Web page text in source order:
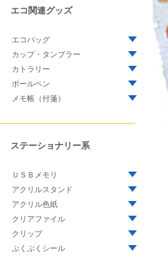
エコ関連グッズ
エコバッグ
カップ・タンブラー
カトラリー
ボールペン
メモ帳（付箋）
ステーショナリー系
ＵＳＢメモリ
アクリルスタンド
アクリル色紙
クリアファイル
クリップ
ぷくぷくシール